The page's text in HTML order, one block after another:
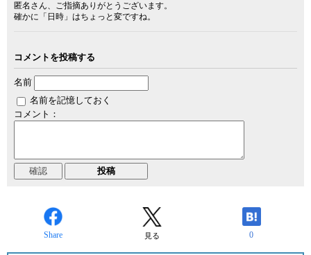
匿名さん、ご指摘ありがとうございます。
確かに「日時」はちょっと変ですね。
コメントを投稿する
名前
名前を記憶しておく
コメント：
Share 見る 0